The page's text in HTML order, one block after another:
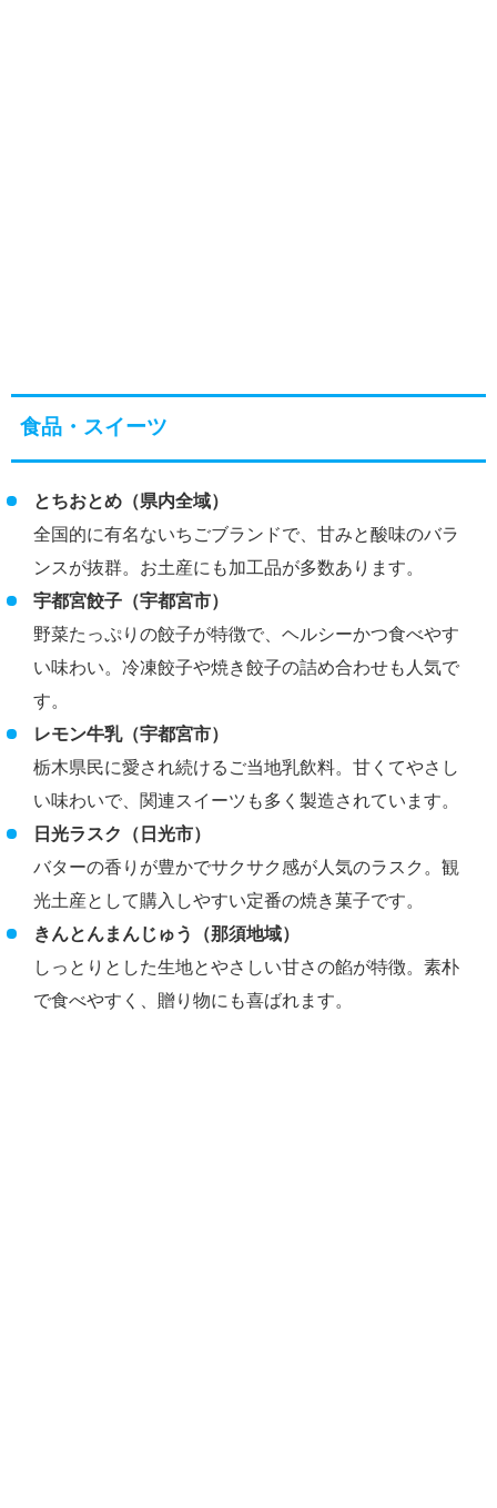
食品・スイーツ
とちおとめ（県内全域）
全国的に有名ないちごブランドで、甘みと酸味のバラ
ンスが抜群。お土産にも加工品が多数あります。
宇都宮餃子（宇都宮市）
野菜たっぷりの餃子が特徴で、ヘルシーかつ食べやす
い味わい。冷凍餃子や焼き餃子の詰め合わせも人気で
す。
レモン牛乳（宇都宮市）
栃木県民に愛され続けるご当地乳飲料。甘くてやさし
い味わいで、関連スイーツも多く製造されています。
日光ラスク（日光市）
バターの香りが豊かでサクサク感が人気のラスク。観
光土産として購入しやすい定番の焼き菓子です。
きんとんまんじゅう（那須地域）
しっとりとした生地とやさしい甘さの餡が特徴。素朴
で食べやすく、贈り物にも喜ばれます。